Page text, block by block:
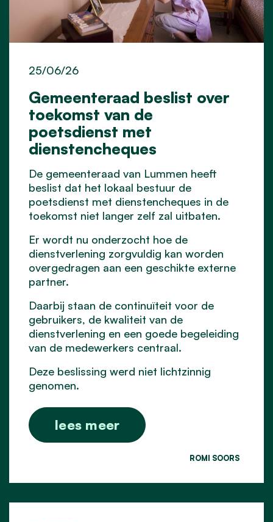
Gemeenteraad beslist over
toekomst van de
poetsdienst met
dienstencheques
25/06/26
De gemeenteraad van Lummen heeft
beslist dat het lokaal bestuur de
poetsdienst met dienstencheques in de
toekomst niet langer zelf zal uitbaten.
Er wordt nu onderzocht hoe de
dienstverlening zorgvuldig kan worden
overgedragen aan een geschikte externe
partner.
Daarbij staan de continuïteit voor de
gebruikers, de kwaliteit van de
dienstverlening en een goede begeleiding
van de medewerkers centraal.
Deze beslissing werd niet lichtzinnig
genomen.
lees meer
ROMI SOORS